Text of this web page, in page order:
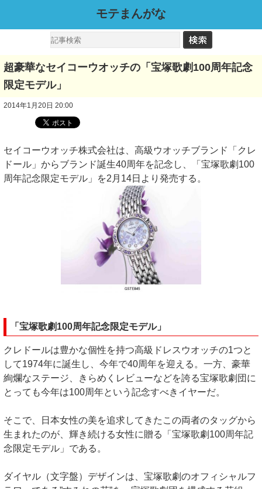
モテまんがな
超豪華なセイコーウオッチの「宝塚歌劇100周年記念
限定モデル」
2014年1月20日 20:00
セイコーウオッチ株式会社は、高級ウオッチブランド「クレ
ドール」からブランド誕生40周年を記念し、「宝塚歌劇100
周年記念限定モデル」を2月14日より発売する。
「宝塚歌劇100周年記念限定モデル」
クレドールは豊かな個性を持つ高級ドレスウオッチの1つと
して1974年に誕生し、今年で40周年を迎える。一方、豪華
絢爛なステージ、きらめくレビューなどを誇る宝塚歌劇団に
とっても今年は100周年という記念すべきイヤーだ。
そこで、日本女性の美を追求してきたこの両者のタッグから
生まれたのが、輝き続ける女性に贈る「宝塚歌劇100周年記
念限定モデル」である。
ダイヤル（文字盤）デザインは、宝塚歌劇のオフィシャルフ